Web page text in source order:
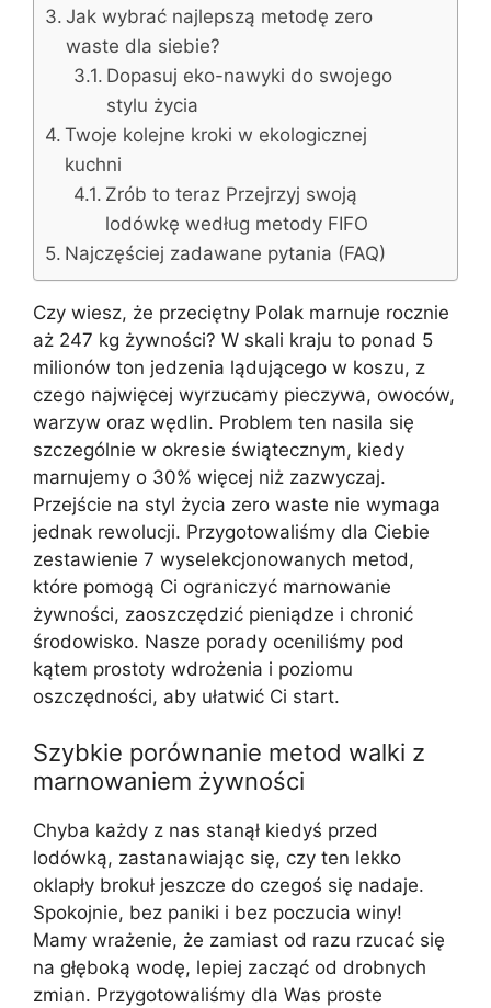
Jak wybrać najlepszą metodę zero
waste dla siebie?
Dopasuj eko-nawyki do swojego
stylu życia
Twoje kolejne kroki w ekologicznej
kuchni
Zrób to teraz Przejrzyj swoją
lodówkę według metody FIFO
Najczęściej zadawane pytania (FAQ)
Czy wiesz, że przeciętny Polak marnuje rocznie
aż 247 kg żywności? W skali kraju to ponad 5
milionów ton jedzenia lądującego w koszu, z
czego najwięcej wyrzucamy pieczywa, owoców,
warzyw oraz wędlin. Problem ten nasila się
szczególnie w okresie świątecznym, kiedy
marnujemy o 30% więcej niż zazwyczaj.
Przejście na styl życia zero waste nie wymaga
jednak rewolucji. Przygotowaliśmy dla Ciebie
zestawienie 7 wyselekcjonowanych metod,
które pomogą Ci ograniczyć marnowanie
żywności, zaoszczędzić pieniądze i chronić
środowisko. Nasze porady oceniliśmy pod
kątem prostoty wdrożenia i poziomu
oszczędności, aby ułatwić Ci start.
Szybkie porównanie metod walki z
marnowaniem żywności
Chyba każdy z nas stanął kiedyś przed
lodówką, zastanawiając się, czy ten lekko
oklapły brokuł jeszcze do czegoś się nadaje.
Spokojnie, bez paniki i bez poczucia winy!
Mamy wrażenie, że zamiast od razu rzucać się
na głęboką wodę, lepiej zacząć od drobnych
zmian. Przygotowaliśmy dla Was proste